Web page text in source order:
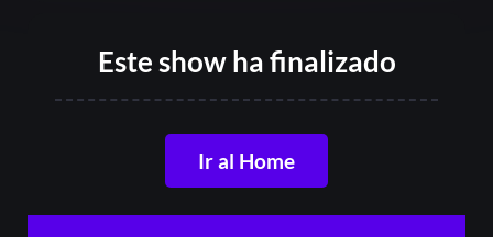
Este show ha finalizado
Ir al Home